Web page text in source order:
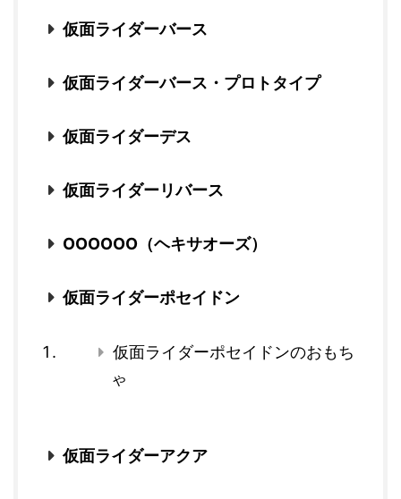
仮面ライダーバース
仮面ライダーバース・プロトタイプ
仮面ライダーデス
仮面ライダーリバース
OOOOOO（ヘキサオーズ）
仮面ライダーポセイドン
仮面ライダーポセイドンのおもち
ゃ
仮面ライダーアクア